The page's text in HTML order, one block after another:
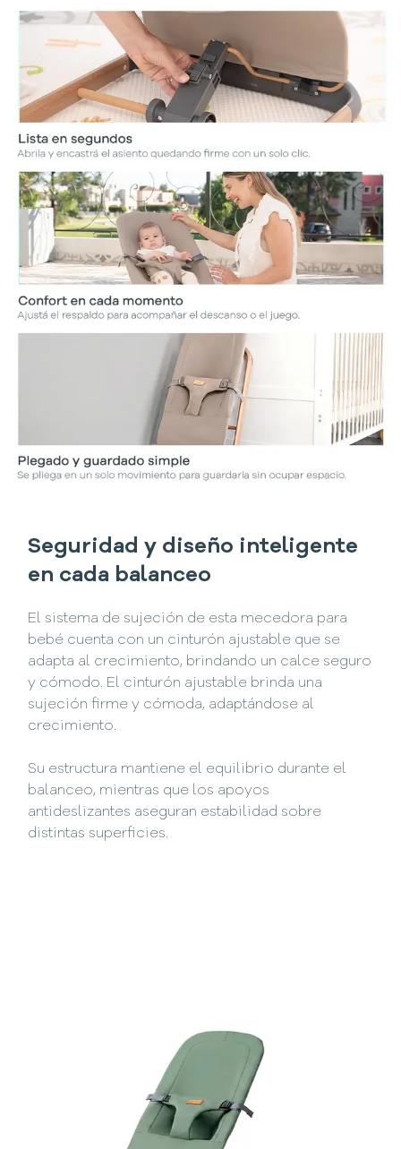
Seguridad y diseño inteligente
en cada balanceo
El sistema de sujeción de esta mecedora para
bebé cuenta con un cinturón ajustable que se
adapta al crecimiento, brindando un calce seguro
y cómodo. El cinturón ajustable brinda una
sujeción firme y cómoda, adaptándose al
crecimiento.
Su estructura mantiene el equilibrio durante el
balanceo, mientras que los apoyos
antideslizantes aseguran estabilidad sobre
distintas superficies.